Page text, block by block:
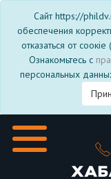
Сайт https://
обеспечения
отказаться от
Ознакомьтесь с
персональных